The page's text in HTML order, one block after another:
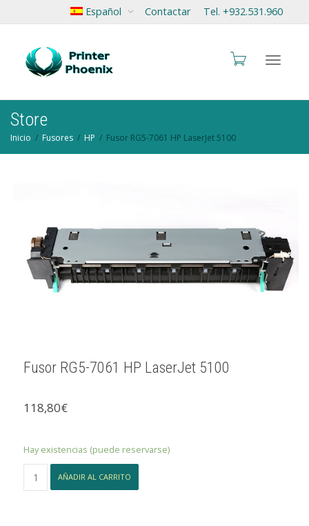
Español Contactar Tel. +932.531.960
Store
Inicio Fusores HP Fusor RG5-7061 HP LaserJet 5100
Fusor RG5-7061 HP LaserJet 5100
118,80€
Hay existencias (puede reservarse)
RG5-
AÑADIR AL CARRITO